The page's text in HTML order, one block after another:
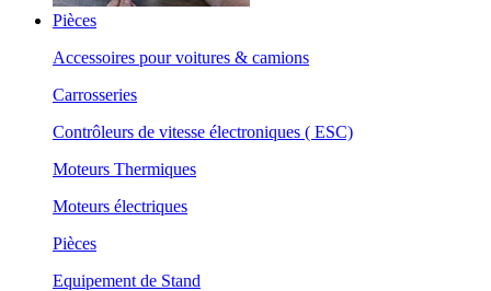
Pièces
Accessoires pour voitures & camions
Carrosseries
Contrôleurs de vitesse électroniques ( ESC)
Moteurs Thermiques
Moteurs électriques
Pièces
Equipement de Stand